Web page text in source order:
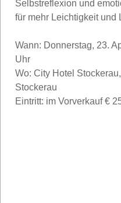
Selbstreflexion und
für mehr Leichtigkeit und
Wann: Donnerstag, 23.
Uhr
Wo: City Hotel
Stockerau
Eintritt: im Vorverkauf €